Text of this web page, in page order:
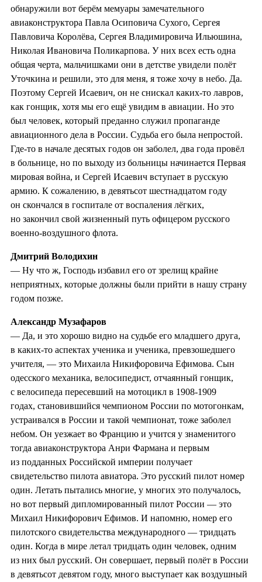
обнаружили вот берём мемуары замечательного
авиаконструктора Павла Осиповича Сухого, Сергея
Павловича Королёва, Сергея Владимировича Ильюшина,
Николая Ивановича Поликарпова. У них всех есть одна
общая черта, мальчишками они в детстве увидели полёт
Уточкина и решили, это для меня, я тоже хочу в небо. Да.
Поэтому Сергей Исаевич, он не снискал каких-то лавров,
как гонщик, хотя мы его ещё увидим в авиации. Но это
был человек, который преданно служил пропаганде
авиационного дела в России. Судьба его была непростой.
Где-то в начале десятых годов он заболел, два года провёл
в больнице, но по выходу из больницы начинается Первая
мировая война, и Сергей Исаевич вступает в русскую
армию. К сожалению, в девятьсот шестнадцатом году
он скончался в госпитале от воспаления лёгких,
но закончил свой жизненный путь офицером русского
военно-воздушного флота.
Дмитрий Володихин
— Ну что ж, Господь избавил его от зрелищ крайне
неприятных, которые должны были прийти в нашу страну
годом позже.
Александр Музафаров
— Да, и это хорошо видно на судьбе его младшего друга,
в каких-то аспектах ученика и ученика, превзошедшего
учителя, — это Михаила Никифоровича Ефимова. Сын
одесского механика, велосипедист, отчаянный гонщик,
с велосипеда пересевший на мотоцикл в 1908-1909
годах, становившийся чемпионом России по мотогонкам,
устраивался в России и такой чемпионат, тоже заболел
небом. Он уезжает во Францию и учится у знаменитого
тогда авиаконструктора Анри Фармана и первым
из подданных Российской империи получает
свидетельство пилота авиатора. Это русский пилот номер
один. Летать пытались многие, у многих это получалось,
но вот первый дипломированный пилот России — это
Михаил Никифорович Ефимов. И напомню, номер его
пилотского свидетельства международного — тридцать
один. Когда в мире летал тридцать один человек, одним
из них был русский. Он совершает, первый полёт в России
в девятьсот девятом году, много выступает как воздушный